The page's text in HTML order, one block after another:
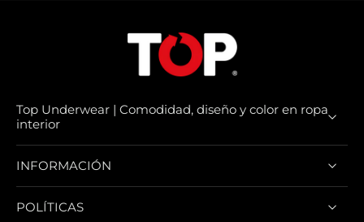
Top Underwear | Comodidad, diseño y color en ropa
interior
INFORMACIÓN
POLÍTICAS